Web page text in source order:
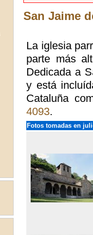
San Jaime
La iglesia
parte más
Dedicada a
y está
Cataluña
4093.
Fotos tomadas en